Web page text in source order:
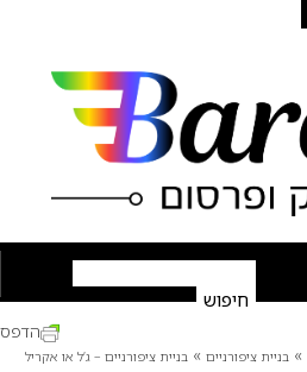
» בניית ציפורניים » בניית ציפורניים – ג’ל או אקריל
הדפס